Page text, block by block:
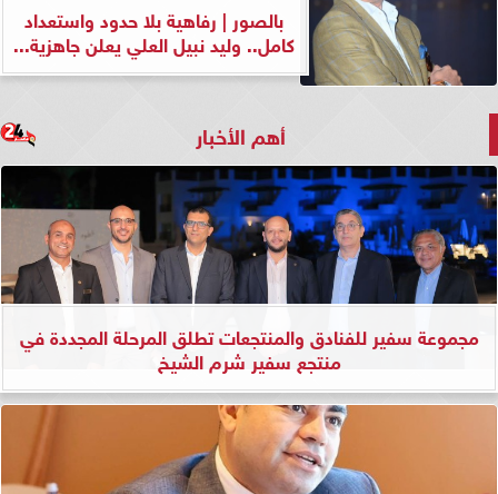
بالصور | رفاهية بلا حدود واستعداد
كامل.. وليد نبيل العلي يعلن جاهزية...
أهم الأخبار
مجموعة سفير للفنادق والمنتجعات تطلق المرحلة المجددة في
منتجع سفير شرم الشيخ